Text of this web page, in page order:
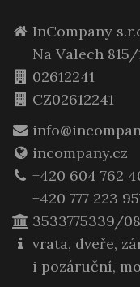
InCompany
Na Valech
02612241
CZ02612241
incompany.cz
+420 604 762
+420 777 223
3533775339/
vrata, dveře,
i pozáruční,